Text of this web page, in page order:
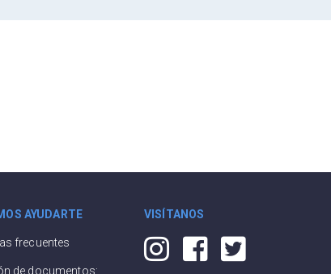
AYUDARTE
frecuentes
de documentos:
VISÍTANOS